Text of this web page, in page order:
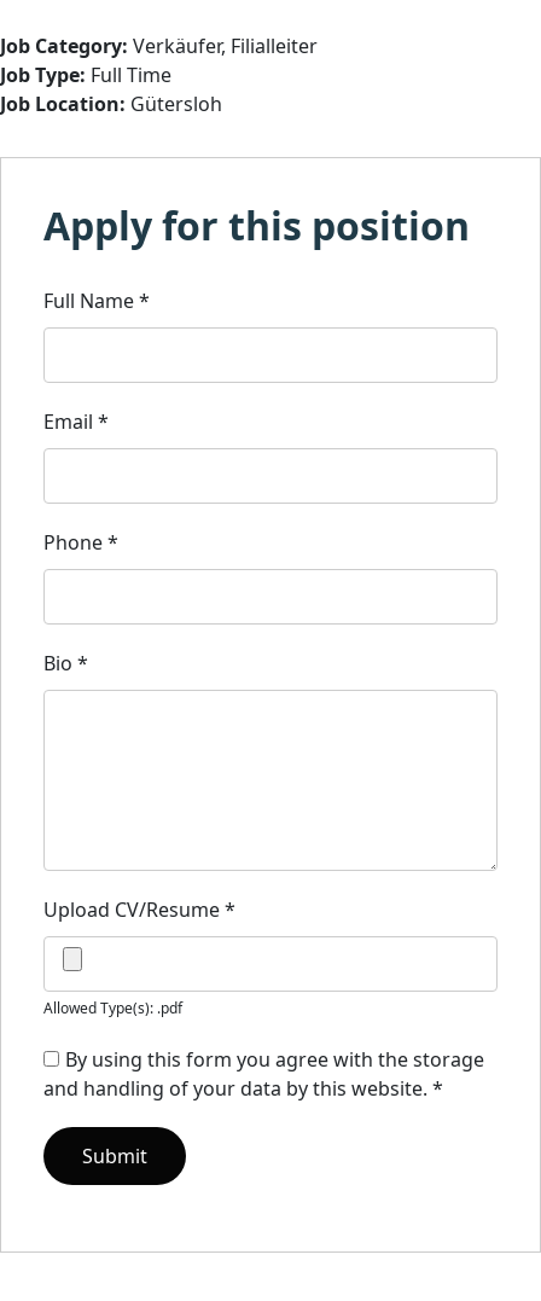
Job Category: Verkäufer Filialleiter
Job Type: Full Time
Job Location: Gütersloh
Apply for this position
Full Name*
Email *
Phone*
Bio *
Upload CV/Resume*
Allowed Type(s): .pdf
By using this form you agree with the storage
and handling of your data by this website. *